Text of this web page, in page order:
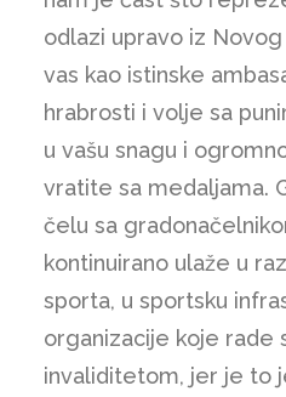
odlazi upravo iz
vas kao istinske
hrabrosti i volje sa
u vašu snagu i
vratite sa medaljama.
čelu sa
kontinuirano ulaže u
sporta, u sportsku
organizacije koje rade
invaliditetom, jer je to